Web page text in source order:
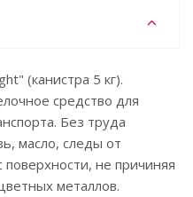
(канистра 5 кг).
средство для
Без труда
масло, следы от
поверхности, не причиняя
металлов.